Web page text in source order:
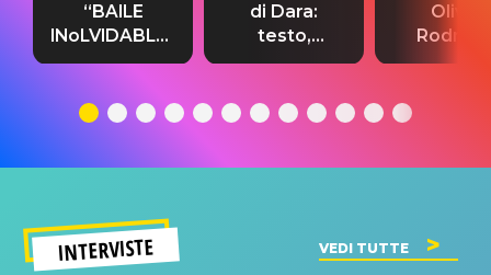
“BAILE
INoLVIDABLE”:
testo,
significato
di Dara:
testo,
traduzione e
del singolo
Olivia
testo,
INTERVISTE VEDI TUTTE